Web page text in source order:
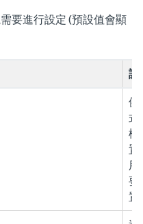
要進行設定 (預設值會顯
說
供
式
檔
置
用
要
置